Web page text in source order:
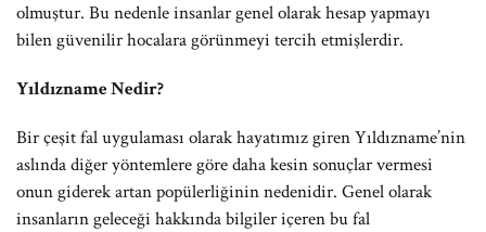
olmuştur. Bu nedenle insanlar genel olarak hesap yapmayı
bilen güvenilir hocalara görünmeyi tercih etmişlerdir.
Yıldızname Nedir?
Bir çeşit fal uygulaması olarak hayatımız giren Yıldızname’nin
aslında diğer yöntemlere göre daha kesin sonuçlar vermesi
onun giderek artan popülerliğinin nedenidir. Genel olarak
insanların geleceği hakkında bilgiler içeren bu fal